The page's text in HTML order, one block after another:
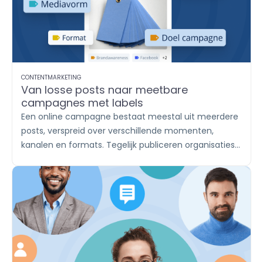
en help je klanten met een duidelijk en consistent
CONTENTMARKETING
Van losse posts naar meetbare
campagnes met labels
Een online campagne bestaat meestal uit meerdere
posts, verspreid over verschillende momenten,
kanalen en formats. Tegelijk publiceren organisaties
inhakers, vacatures en klantverhalen. Met labels
breng je die content onder in herkenbare groepen. Zo
houd je inPublish overzicht en zie je in
Report
afzonderlijk wat iedere campagne of ieder
contentthema oplevert.